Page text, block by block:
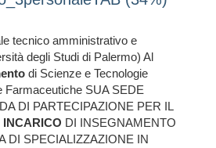
tecnico amministrativo e
degli Studi di Palermo) Al
di Scienze e Tecnologie
Farmaceutiche SUA SEDE
DI PARTECIPAZIONE PER IL
INCARICO DI INSEGNAMENTO
DI SPECIALIZZAZIONE IN